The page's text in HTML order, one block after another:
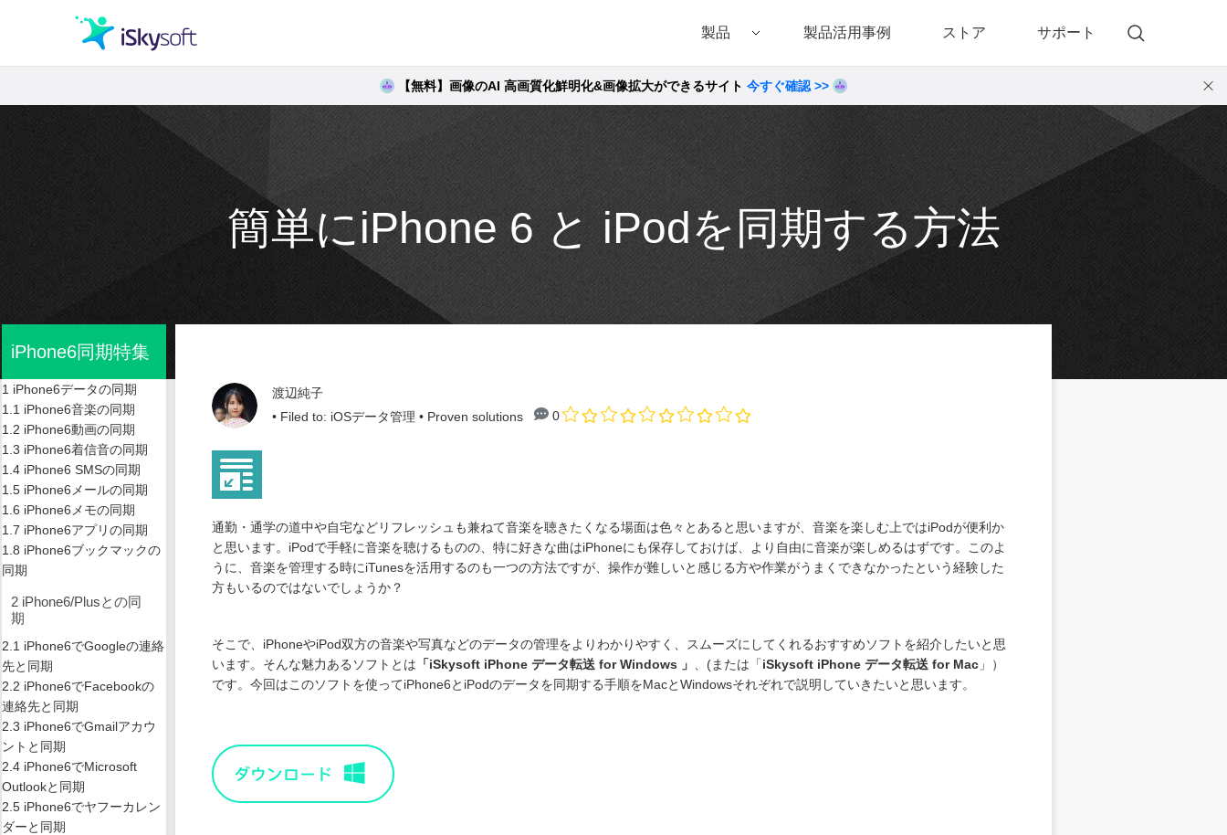
製品
クリエイティビティ
オフィス効率化
ユーティリティ
Filmora（フィモーラ）
• Filmora for Windows
• Filmora for Mac
UniConverter(スーパーメディア変換!)
• UniConverter for Windows
• UniConverter for Mac
DVD Memory（DVDメモリー）
• DVD Memory for Windows
• DVD Memory for Mac
動画・音楽変換プロ
• 動画・音楽変換6！プロ for Windows
• 動画・音楽変換3！プロ for Mac
製品活用事例 ストア サポート
【無料】画像のAI 高画質化鮮明化&画像拡大ができるサイト 今すぐ確認 >>
簡単にiPhone 6 と iPodを同期する方法
渡辺純子
• Filed to: iOSデータ管理 • Proven solutions 0
iPhone6同期特集
1 iPhone6データの同期
1.1 iPhone6音楽の同期
1.2 iPhone6動画の同期
1.3 iPhone6着信音の同期
1.4 iPhone6 SMSの同期
1.5 iPhone6メールの同期
1.6 iPhone6メモの同期
1.7 iPhone6アプリの同期
1.8 iPhone6ブックマックの
同期
2 iPhone6/Plusとの同
期
2.1 iPhone6でGoogleの連絡
先と同期
2.2 iPhone6でFacebookの
連絡先と同期
2.3 iPhone6でGmailアカウ
ントと同期
2.4 iPhone6でMicrosoft
Outlookと同期
2.5 iPhone6でヤフーカレン
ダーと同期
通勤・通学の道中や自宅などリフレッシュも兼ねて音楽を聴きたくなる場面は色々とあると思いますが、音楽を楽しむ上ではiPodが便利か
と思います。iPodで手軽に音楽を聴けるものの、特に好きな曲はiPhoneにも保存しておけば、より自由に音楽が楽しめるはずです。このよ
うに、音楽を管理する時にiTunesを活用するのも一つの方法ですが、操作が難しいと感じる方や作業がうまくできなかったという経験した
方もいるのではないでしょうか？
そこで、iPhoneやiPod双方の音楽や写真などのデータの管理をよりわかりやすく、スムーズにしてくれるおすすめソフトを紹介したいと思
います。そんな魅力あるソフトとは 「iSkysoft iPhone データ転送 for Windows 」 、(または「iSkysoft iPhone データ転送 for Mac 」）
です。今回はこのソフトを使ってiPhone6とiPodのデータを同期する手順をMacとWindowsそれぞれで説明していきたいと思います。